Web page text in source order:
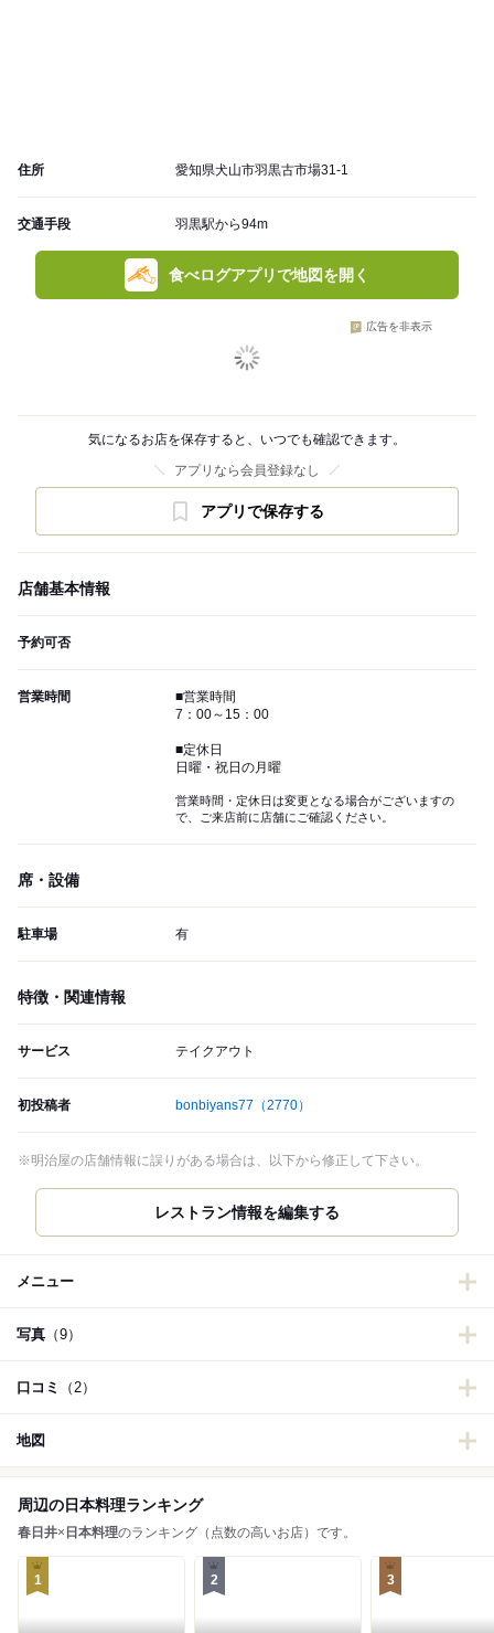
住所 愛知県犬山市羽黒古市場31-1
交通手段 羽黒駅から94m
食べログアプリで地図を開く
広告を非表示
気になるお店を保存すると、いつでも確認できます。
アプリなら会員登録なし
アプリで保存する
店舗基本情報
予約可否
営業時間
■営業時間
7：00～15：00
■定休日
日曜・祝日の月曜
営業時間・定休日は変更となる場合がございますの
で、ご来店前に店舗にご確認ください。
席・設備
駐車場 有
特徴・関連情報
サービス テイクアウト
初投稿者 bonbiyans77 （2770）
※明治屋の店舗情報に誤りがある場合は、以下から修正して下さい。
メニュー
写真 （9）
口コミ （2）
地図
周辺の日本料理ランキング
春日井× 日本料理のランキング（点数の高いお店）です。
1 2 3